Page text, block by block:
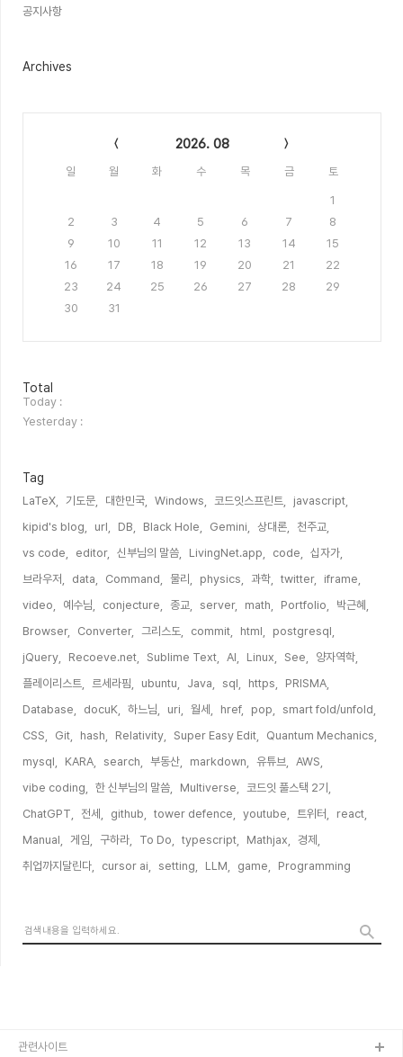
공지사항
Archives
2026. 08
일 월 화 수 목 금 토
1
2
3 4 5 6 7
8
9
10 11 12 13 14
15
16
17 18 19 20 21
22
23
24 25 26 27 28
29
30
31
방
문
자
수
Total
Today :
Yesterday :
Tag
LaTeX, 기도문, 대한민국, Windows, 코드잇스프린트,
javascript,
kipid's blog,
url, DB, Black Hole, Gemini, 상대론,
천주교,
vs code,
editor, 신부님의 말씀, LivingNet.app, code,
십자가,
브라우저,
data, Command, 물리, physics, 과학, twitter,
iframe,
video,
예수님, conjecture, 종교, server, math, Portfolio,
박근혜,
Browser,
Converter, 그리스도, commit, html,
postgresql,
jQuery,
Recoeve.net, Sublime Text, AI, Linux, See,
양자역학,
플레이리스트,
르세라핌, ubuntu, Java, sql, https,
PRISMA,
Database,
docuK, 하느님, uri, 월세, href, pop,
smart fold/unfold,
CSS,
Git, hash, Relativity, Super Easy Edit,
Quantum Mechanics,
mysql,
KARA, search, 부동산, markdown, 유튜브,
AWS,
vibe coding,
한 신부님의 말씀, Multiverse,
코드잇 풀스택 2기,
ChatGPT,
전세, github, tower defence, youtube, 트위터,
react,
Manual,
게임, 구하라, To Do, typescript, Mathjax,
경제,
취업까지달린다,
cursor ai, setting, LLM, game, Programming,
관련사이트